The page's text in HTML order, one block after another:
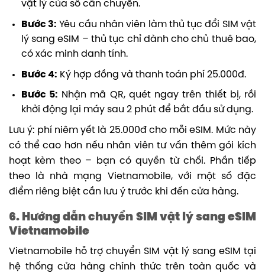
vật lý của số cần chuyển.
Bước 3: Yêu cầu nhân viên làm thủ tục đổi SIM vật
lý sang eSIM – thủ tục chỉ dành cho chủ thuê bao,
có xác minh danh tính.
Bước 4: Ký hợp đồng và thanh toán phí 25.000đ.
Bước 5: Nhận mã QR, quét ngay trên thiết bị, rồi
khởi động lại máy sau 2 phút để bắt đầu sử dụng.
Lưu ý: phí niêm yết là 25.000đ cho mỗi eSIM. Mức này
có thể cao hơn nếu nhân viên tư vấn thêm gói kích
hoạt kèm theo – bạn có quyền từ chối. Phần tiếp
theo là nhà mạng Vietnamobile, với một số đặc
điểm riêng biệt cần lưu ý trước khi đến cửa hàng.
6. Hướng dẫn chuyển SIM vật lý sang eSIM
Vietnamobile
Vietnamobile hỗ trợ chuyển SIM vật lý sang eSIM tại
hệ thống cửa hàng chính thức trên toàn quốc và